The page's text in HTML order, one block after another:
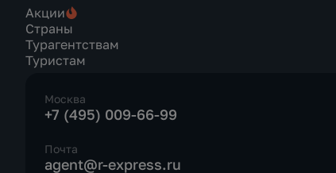
Акции
Страны
Турагентствам
Туристам
Москва
+7 (495) 009-66-99
Почта
agent@r-express.ru